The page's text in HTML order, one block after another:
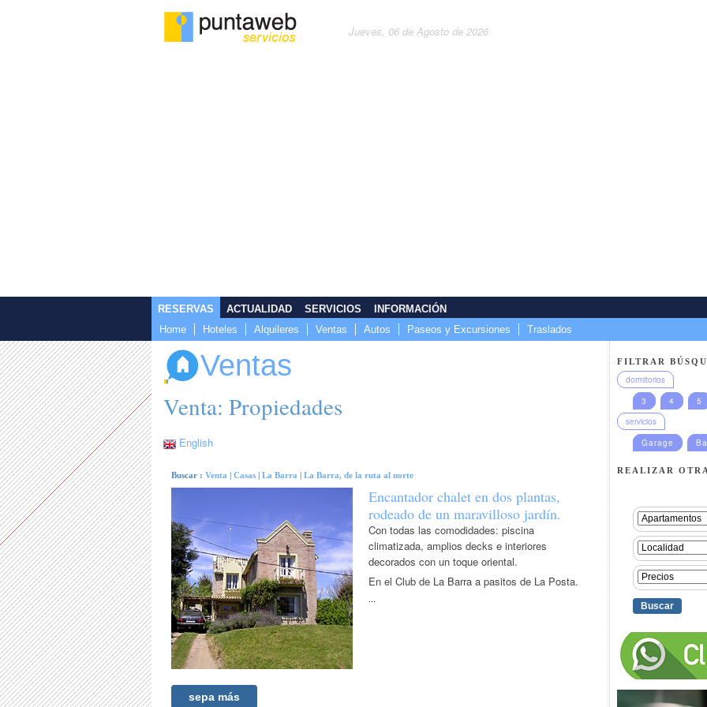
Jueves, 06 de Agosto de 2026
RESERVAS
Home
Hoteles Alquileres Ventas Autos Paseos y Excursiones Traslados
ACTUALIDAD SERVICIOS INFORMACIÓN
Ventas
Venta: Propiedades
English
Buscar : Venta Casas La Barra La Barra, de la ruta al norte
Encantador chalet en dos plantas,
rodeado de un maravilloso jardín.
Con todas las comodidades: piscina
climatizada, amplios decks e interiores
decorados con un toque oriental.
En el Club de La Barra a pasitos de La Posta.
...
sepa más
FILTRAR
dormitorios
3
4
5
servicios
Garage
REALIZAR